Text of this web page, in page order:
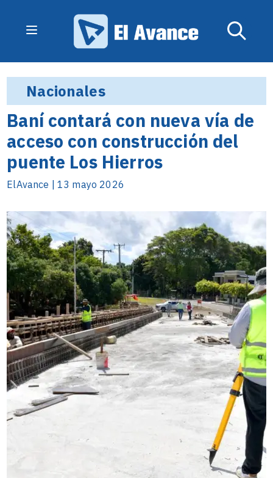
Nacionales
Baní contará con nueva vía de
acceso con construcción del
puente Los Hierros
ElAvance | 13 mayo 2026